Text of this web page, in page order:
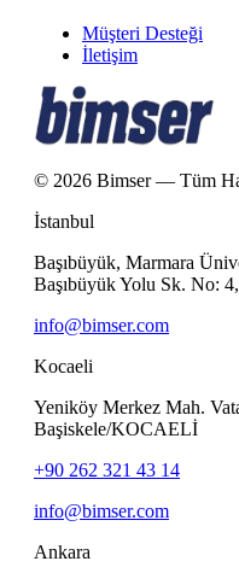
Müşteri Desteği
İletişim
© 2026 Bimser — Tüm
İstanbul
Başıbüyük, Marmara
Başıbüyük Yolu Sk. No:
info@bimser.com
Kocaeli
Yeniköy Merkez Mah.
Başiskele/KOCAELİ
+90 262 321 43 14
info@bimser.com
Ankara